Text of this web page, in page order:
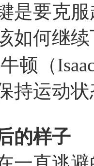
是要克
如何继
顿（
持运动状
的样子